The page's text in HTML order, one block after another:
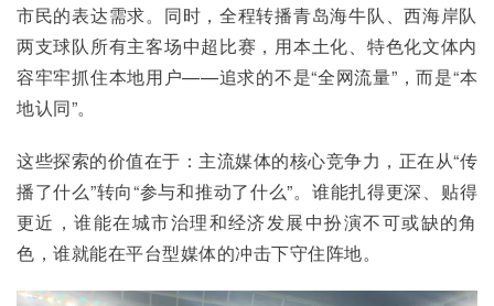
市民的表达需求。同时，全程转播青岛海牛队、西海岸队
两支球队所有主客场中超比赛，用本土化、特色化文体内
容牢牢抓住本地用户——追求的不是“全网流量”，而是“本
地认同”。
这些探索的价值在于：主流媒体的核心竞争力，正在从“传
播了什么”转向“参与和推动了什么”。谁能扎得更深、贴得
更近，谁能在城市治理和经济发展中扮演不可或缺的角
色，谁就能在平台型媒体的冲击下守住阵地。